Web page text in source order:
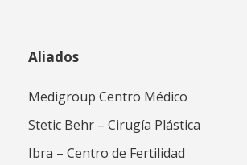
Aliados
Medigroup Centro Médico
Stetic Behr – Cirugía Plástica
Ibra – Centro de Fertilidad